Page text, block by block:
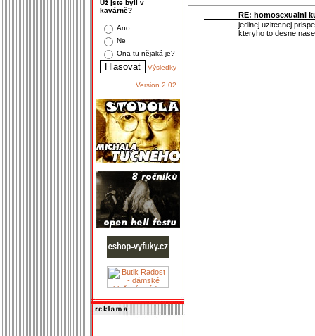
Už jste byli v
kavárně?
Ano
Ne
Ona tu nějaká je?
Výsledky
Version 2.02
RE: homosexualni
jedinej uzitecnej
kteryho to desne